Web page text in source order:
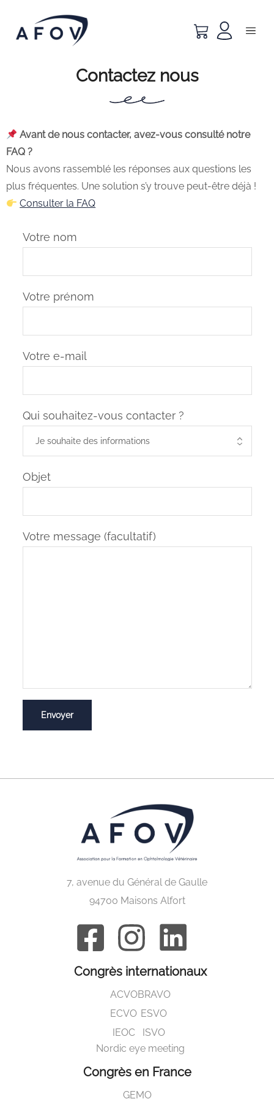
Contactez nous
Avant de nous contacter, avez-vous consulté notre
FAQ ?
Nous avons rassemblé les réponses aux questions les
plus fréquentes. Une solution s’y trouve peut-être déjà !
Consulter la FAQ
Votre nom
Votre prénom
Votre e-mail
Qui souhaitez-vous contacter ?
Objet
Votre message (facultatif)
7, avenue du Général de Gaulle
94700 Maisons Alfort
Congrès internationaux
ACVO
ECVO
IEOC
BRAVO
ESVO
ISVO
Nordic eye meeting
Congrès en France
GEMO